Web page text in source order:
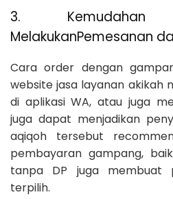
3.
MelakukanPemesanan
Cara order dengan
website jasa layanan akikah
di aplikasi WA, atau juga
juga dapat menjadikan
aqiqoh tersebut
pembayaran gampang,
tanpa DP juga membuat
terpilih.